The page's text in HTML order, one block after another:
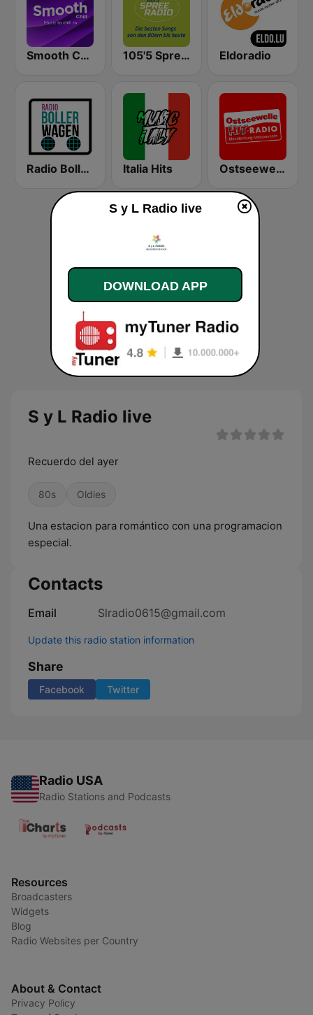
Smooth Chill 105'5 Spreeradio Eldoradio
Radio Bollerwagen Italia Hits Ostseewelle Hit-Radio 105.6
S y L Radio live
Recuerdo del ayer
80s Oldies
Una estacion para romántico con una programacion
especial.
Contacts
Email Slradio0615@gmail.com
Update this radio station information
Share
Facebook Twitter
Radio USA
Radio Stations and Podcasts
Resources
Broadcasters
Widgets
Blog
Radio Websites per Country
About & Contact
Privacy Policy
S y L Radio live
DOWNLOAD APP